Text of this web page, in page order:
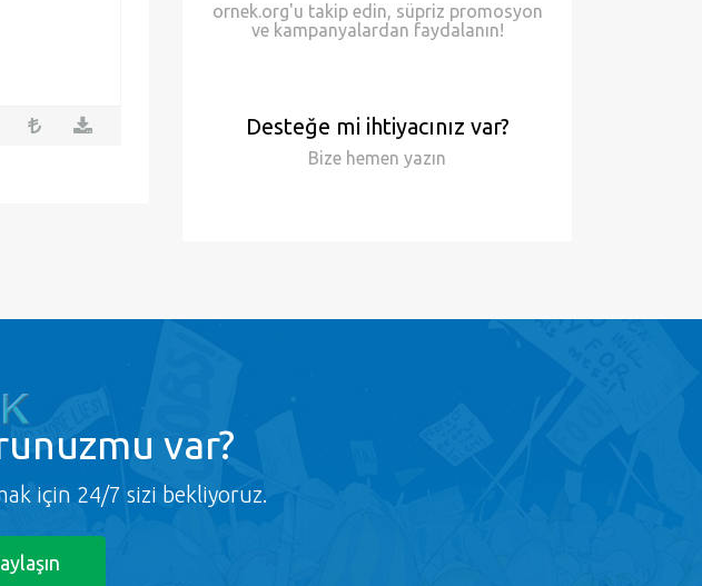
ornek.org'u takip edin, süpriz promosyon
ve kampanyalardan faydalanın!
Desteğe mi ihtiyacınız var?
Bize hemen yazın
var?
için 24/7 sizi bekliyoruz.